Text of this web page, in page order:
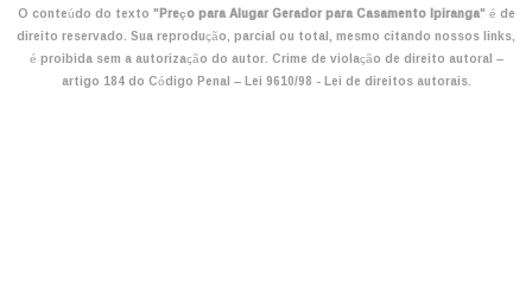
O conteúdo do texto "Preço para Alugar Gerador para Casamento Ipiranga" é de
direito reservado. Sua reprodução, parcial ou total, mesmo citando nossos links,
é proibida sem a autorização do autor. Crime de violação de direito autoral –
artigo 184 do Código Penal –Lei 9610/98 - Lei de direitos autorais.